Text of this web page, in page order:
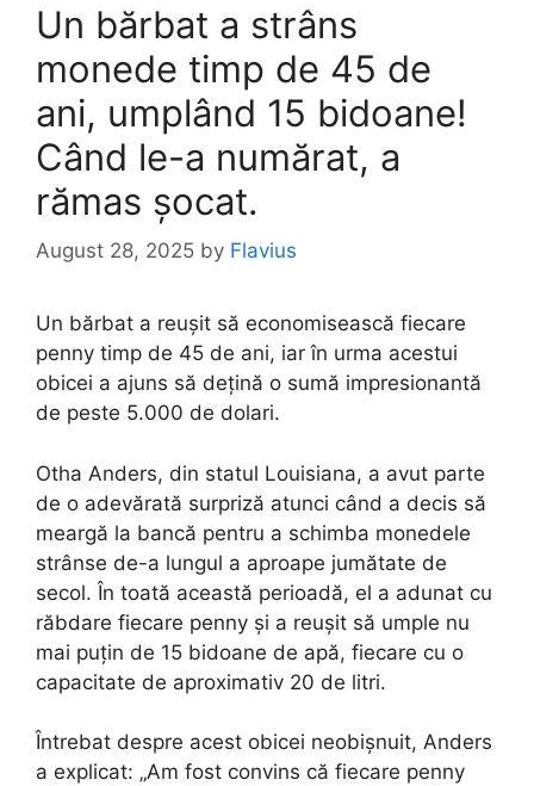
Un bărbat a strâns
monede timp de 45 de
ani, umplând 15 bidoane!
Când le-a numărat, a
rămas șocat.
August 28, 2025 by Flavius
Un bărbat a reușit să economisească fiecare
penny timp de 45 de ani, iar în urma acestui
obicei a ajuns să dețină o sumă impresionantă
de peste 5.000 de dolari.
Otha Anders, din statul Louisiana, a avut parte
de o adevărată surpriză atunci când a decis să
meargă la bancă pentru a schimba monedele
strânse de-a lungul a aproape jumătate de
secol. În toată această perioadă, el a adunat cu
răbdare fiecare penny și a reușit să umple nu
mai puțin de 15 bidoane de apă, fiecare cu o
capacitate de aproximativ 20 de litri.
Întrebat despre acest obicei neobișnuit, Anders
a explicat: „Am fost convins că fiecare penny